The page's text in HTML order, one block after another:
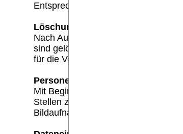
Entsprechend DSGVO werden
Löschung / Recht auf Löschung
Nach Austritt werden die Daten
sind gelöscht. Jede Person hat das
für die Verarbeitung vorliegen.
Personenbezogene Daten und
Mit Beginn der Mitgliedschaft willigt
Stellen zwecks Verwaltung und
Bildaufnahmen im KSC die dem